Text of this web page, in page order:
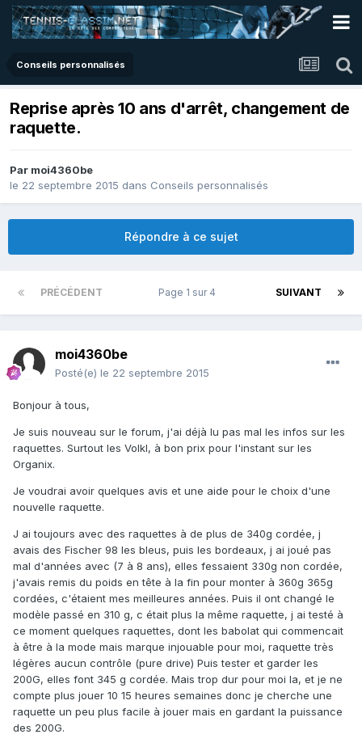
Conseils personnalisés
Reprise après 10 ans d'arrêt, changement de
raquette.
Par moi4360be
le 22 septembre 2015 dans Conseils personnalisés
Répondre à ce sujet
PRÉCÉDENT SUIVANT
Page 1 sur 4
moi4360be
Posté(e) le 22 septembre 2015
Bonjour à tous,
Je suis nouveau sur le forum, j'ai déjà lu pas mal les infos sur les
raquettes. Surtout les Volkl, à bon prix pour l'instant sur les
Organix.
Je voudrai avoir quelques avis et une aide pour le choix d'une
nouvelle raquette.
J ai toujours avec des raquettes à de plus de 340g cordée, j
avais des Fischer 98 les bleus, puis les bordeaux, j ai joué pas
mal d'années avec (7 à 8 ans), elles fessaient 330g non cordée,
j'avais remis du poids en tête à la fin pour monter à 360g 365g
cordées, c'étaient mes meilleures années. Puis il ont changé le
modèle passé en 310 g, c était plus la même raquette, j ai testé à
ce moment quelques raquettes, dont les babolat qui commencait
à être à la mode mais marque injouable pour moi, raquette très
légères aucun contrôle (pure drive) Puis tester et garder les
200G, elles font 345 g cordée. Mais trop dur pour moi la, et je ne
compte plus jouer 10 15 heures semaines donc je cherche une
raquette un peu plus facile à jouer mais en gardant la puissance
des 200G.